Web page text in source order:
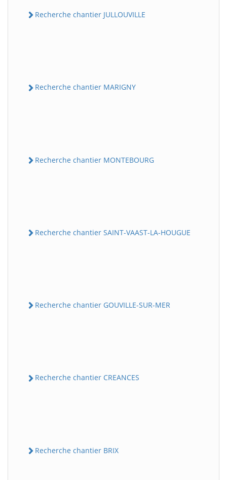
Recherche chantier JULLOUVILLE
Recherche chantier MARIGNY
Recherche chantier MONTEBOURG
Recherche chantier SAINT-VAAST-LA-HOUGUE
Recherche chantier GOUVILLE-SUR-MER
Recherche chantier CREANCES
Recherche chantier BRIX